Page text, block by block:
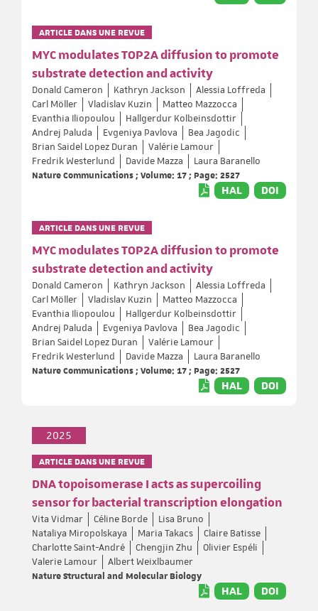
ARTICLE DANS UNE REVUE
MYC modulates TOP2A diffusion to promote
substrate detection and activity
Donald Cameron Kathryn Jackson
Alessia Loffreda
Carl Möller
Vladislav Kuzin
Matteo Mazzocca
Evanthia Iliopoulou
Hallgerdur Kolbeinsdottir
Andrej Paluda
Evgeniya Pavlova
Bea Jagodic
Brian Saidel Lopez Duran
Valérie Lamour
Fredrik Westerlund
Davide Mazza
Laura Baranello
Nature Communications ; Volume: 17 ; Page: 2527
HAL DOI
ARTICLE DANS UNE REVUE
MYC modulates TOP2A diffusion to promote
substrate detection and activity
Donald Cameron Kathryn Jackson
Alessia Loffreda
Carl Möller
Vladislav Kuzin
Matteo Mazzocca
Evanthia Iliopoulou
Hallgerdur Kolbeinsdottir
Andrej Paluda
Evgeniya Pavlova
Bea Jagodic
Brian Saidel Lopez Duran
Valérie Lamour
Fredrik Westerlund
Davide Mazza
Laura Baranello
Nature Communications ; Volume: 17 ; Page: 2527
HAL DOI
2025
ARTICLE DANS UNE REVUE
DNA topoisomerase I acts as supercoiling
sensor for bacterial transcription elongation
Vita Vidmar Céline Borde
Lisa Bruno
Nataliya Miropolskaya
Maria Takacs
Claire Batisse
Charlotte Saint-André
Chengjin Zhu
Olivier Espéli
Valerie Lamour
Albert Weixlbaumer
Nature Structural and Molecular Biology
HAL DOI